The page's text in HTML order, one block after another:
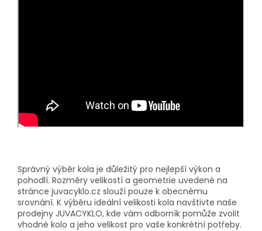
Správný výběr kola je důležitý pro nejlepší výkon a
pohodlí. Rozměry velikostí a geometrie uvedené na
stránce juvacyklo.cz slouží pouze k obecnému
srovnání. K výběru ideální velikosti kola navštivte naše
prodejny JUVACYKLO, kde vám odborník pomůže zvolit
vhodné kolo a jeho velikost pro vaše konkrétní potřeby.